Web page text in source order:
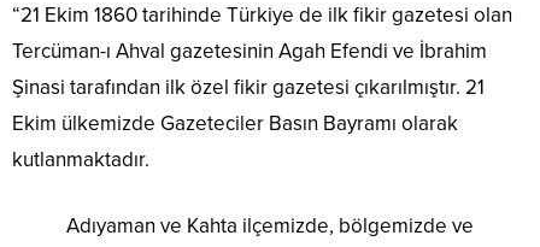
“21 Ekim 1860 tarihinde Türkiye de ilk fikir gazetesi olan
Tercüman-ı Ahval gazetesinin Agah Efendi ve İbrahim
Şinasi tarafından ilk özel fikir gazetesi çıkarılmıştır. 21
Ekim ülkemizde Gazeteciler Basın Bayramı olarak
kutlanmaktadır.
Adıyaman ve Kahta ilçemizde, bölgemizde ve